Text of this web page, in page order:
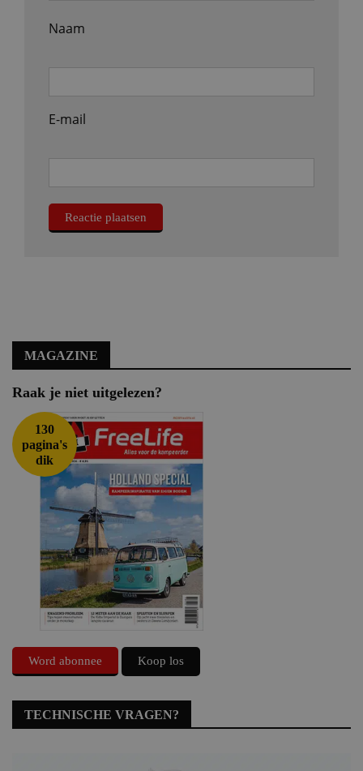
Naam
E-mail
MAGAZINE
Raak je niet uitgelezen?
130
pagina's
dik
Word abonnee Koop los
TECHNISCHE VRAGEN?